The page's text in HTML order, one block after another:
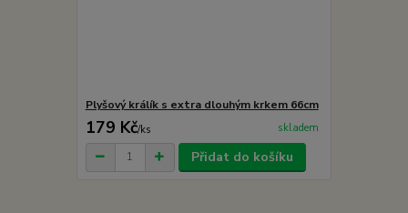
Plyšový králík s extra dlouhým krkem 66cm
179 Kč/ks skladem
Přidat do košíku